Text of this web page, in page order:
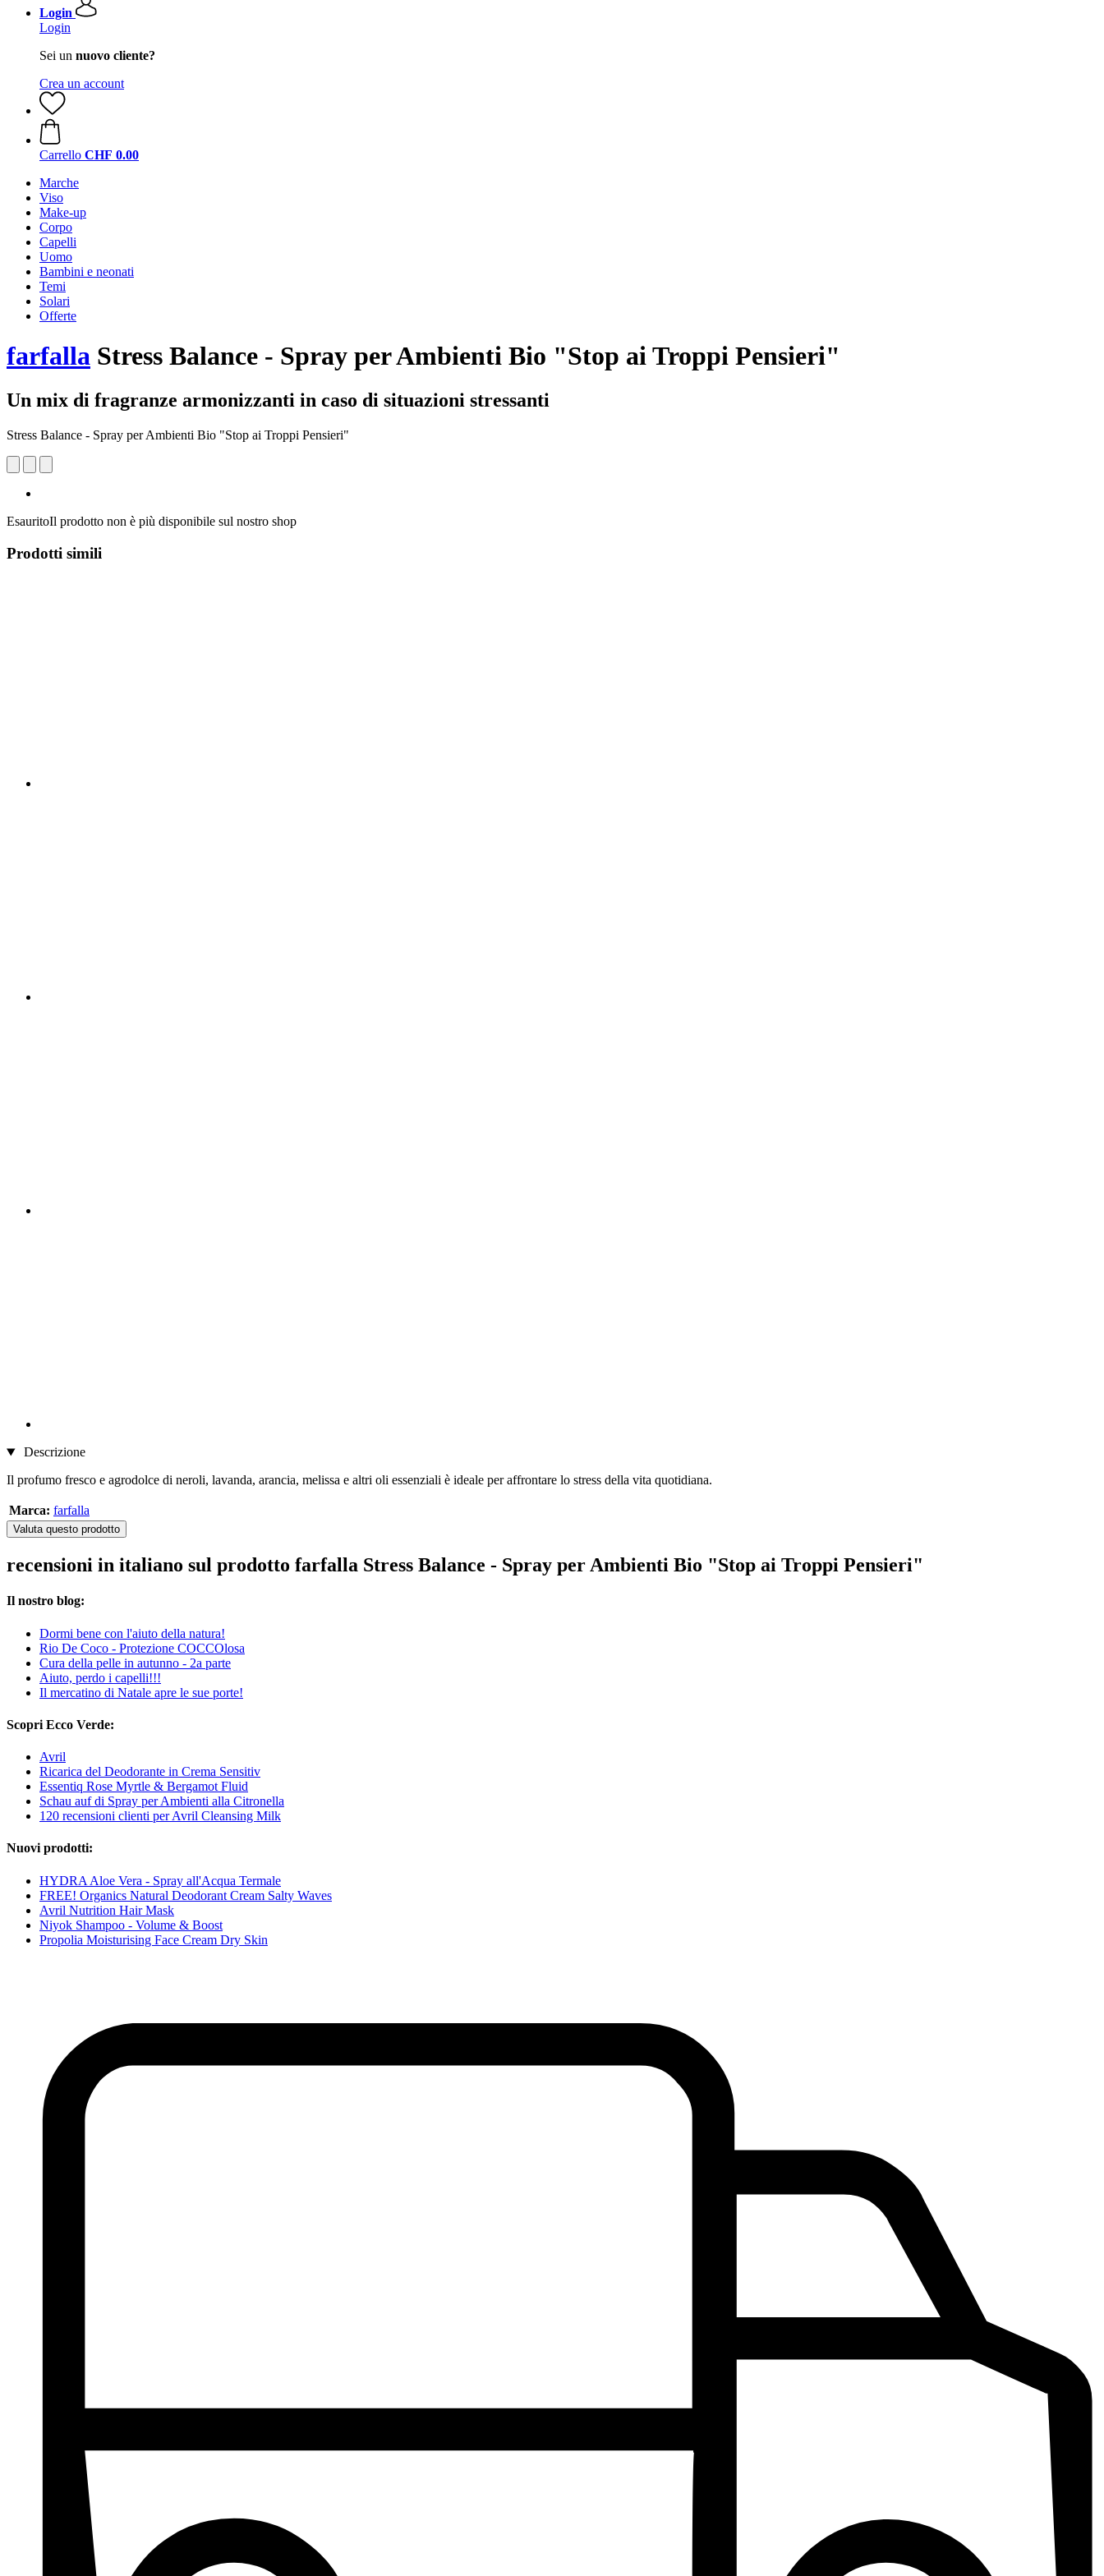
Login
Login
Sei un nuovo cliente?
Crea un account
Carrello CHF 0.00
Marche
Viso
Make-up
Corpo
Capelli
Uomo
Bambini e neonati
Temi
Solari
Offerte
farfalla Stress Balance - Spray per Ambienti Bio "Stop ai Troppi Pensieri"
Un mix di fragranze armonizzanti in caso di situazioni stressanti
Stress Balance - Spray per Ambienti Bio "Stop ai Troppi Pensieri"
EsauritoIl prodotto non è più disponibile sul nostro shop
Prodotti simili
Descrizione
Il profumo fresco e agrodolce di neroli, lavanda, arancia, melissa e altri oli essenziali è ideale per affrontare lo stress della vita quotidiana.
Marca: farfalla
Valuta questo prodotto
recensioni in italiano sul prodotto farfalla Stress Balance - Spray per Ambienti Bio "Stop ai Troppi Pensieri"
Il nostro blog:
Dormi bene con l'aiuto della natura!
Rio De Coco - Protezione COCCOlosa
Cura della pelle in autunno - 2a parte
Aiuto, perdo i capelli!!!
Il mercatino di Natale apre le sue porte!
Scopri Ecco Verde:
Avril
Ricarica del Deodorante in Crema Sensitiv
Essentiq Rose Myrtle & Bergamot Fluid
Schau auf di Spray per Ambienti alla Citronella
120 recensioni clienti per Avril Cleansing Milk
Nuovi prodotti:
HYDRA Aloe Vera - Spray all'Acqua Termale
FREE! Organics Natural Deodorant Cream Salty Waves
Avril Nutrition Hair Mask
Niyok Shampoo - Volume & Boost
Propolia Moisturising Face Cream Dry Skin